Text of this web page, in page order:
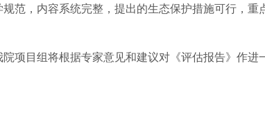
范，内容系统完整，提出的生态保护措施可行，重
项目组将根据专家意见和建议对《评估报告》作进